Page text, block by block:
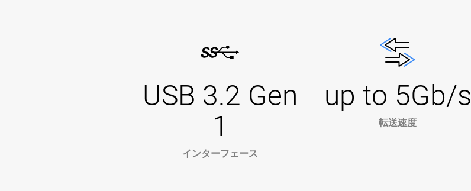
USB 3.2 Gen
1
インターフェース
up to 5Gb/s
転送速度